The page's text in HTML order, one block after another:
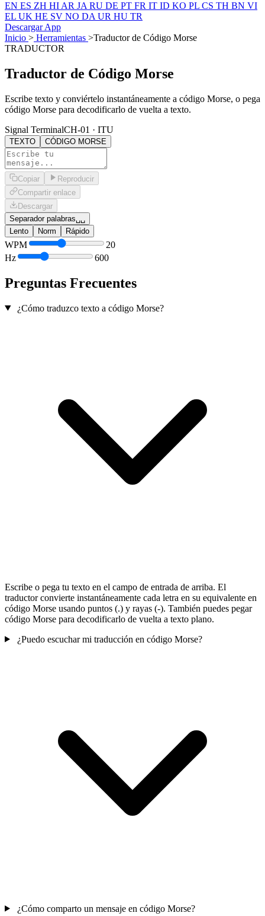
EN ES ZH HI AR JA RU DE PT FR IT ID KO PL CS TH BN VI
EL UK HE SV NO DA UR HU TR
Descargar App
Inicio > Herramientas >Traductor de Código Morse
TRADUCTOR
Traductor de Código Morse
Escribe texto y conviértelo instantáneamente a código Morse, o pega
código Morse para decodificarlo de vuelta a texto.
Signal TerminalCH-01 · ITU
TEXTO CÓDIGO MORSE
Copiar
Reproducir
Compartir enlace
Descargar
Separador palabras␣␣
Lento
Norm Rápido
WPM
20
Hz
600
Preguntas Frecuentes
¿Cómo traduzco texto a código Morse?
Escribe o pega tu texto en el campo de entrada de arriba. El
traductor convierte instantáneamente cada letra en su equivalente en
código Morse usando puntos (.) y rayas (-). También puedes pegar
código Morse para decodificarlo de vuelta a texto plano.
¿Puedo escuchar mi traducción en código Morse?
¿Cómo comparto un mensaje en código Morse?